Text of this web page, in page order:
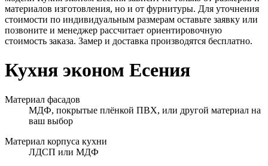
материалов изготовления, но и от фурнитуры. Для уточнения
стоимости по индивидуальным размерам оставьте заявку или
позвоните и менеджер рассчитает ориентировочную
стоимость заказа. Замер и доставка производятся бесплатно.
Кухня эконом Есения
Материал фасадов
МДФ, покрытые плёнкой ПВХ, или другой материал на
ваш выбор
Материал корпуса кухни
ЛДСП или МДФ